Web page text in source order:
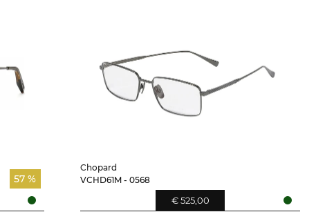
57 %
Chopard
VCHD61M - 0568
€ 525,00